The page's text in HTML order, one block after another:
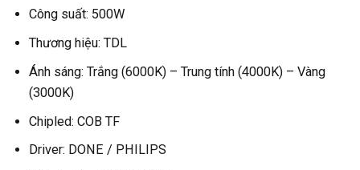
Công suất: 500W
Thương hiệu: TDL
Ánh sáng: Trắng (6000K) – Trung tính (4000K) – Vàng
(3000K)
Chipled: COB TF
Driver: DONE / PHILIPS